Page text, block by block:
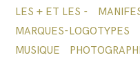
LES + ET LES -
MARQUES-LOGOTYPES
MUSIQUE